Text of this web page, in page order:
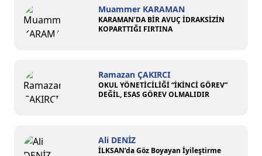
Muammer KARAMAN
KARAMAN’DA BİR AVUÇ İDRAKSİZİN
KOPARTTIĞI FIRTINA
Ramazan ÇAKIRCI
OKUL YÖNETİCİLİĞİ “İKİNCİ GÖREV”
DEĞİL, ESAS GÖREV OLMALIDIR
Ali DENİZ
İLKSAN’da Göz Boyayan İyileştirme